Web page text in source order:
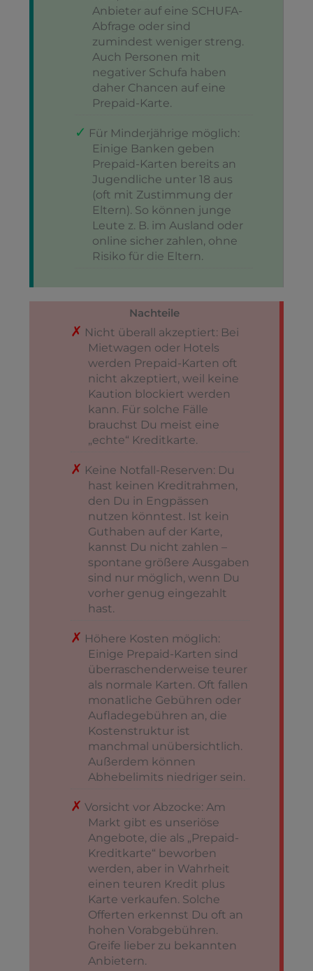
Anbieter auf eine SCHUFA-
Abfrage oder sind
zumindest weniger streng.
Auch Personen mit
negativer Schufa haben
daher Chancen auf eine
Prepaid-Karte.
Für Minderjährige möglich:
Einige Banken geben
Prepaid-Karten bereits an
Jugendliche unter 18 aus
(oft mit Zustimmung der
Eltern). So können junge
Leute z. B. im Ausland oder
online sicher zahlen, ohne
Risiko für die Eltern.
Nachteile
Nicht überall akzeptiert: Bei
Mietwagen oder Hotels
werden Prepaid-Karten oft
nicht akzeptiert, weil keine
Kaution blockiert werden
kann. Für solche Fälle
brauchst Du meist eine
„echte“ Kreditkarte.
Keine Notfall-Reserven: Du
hast keinen Kreditrahmen,
den Du in Engpässen
nutzen könntest. Ist kein
Guthaben auf der Karte,
kannst Du nicht zahlen –
spontane größere Ausgaben
sind nur möglich, wenn Du
vorher genug eingezahlt
hast.
Höhere Kosten möglich:
Einige Prepaid-Karten sind
überraschenderweise teurer
als normale Karten. Oft fallen
monatliche Gebühren oder
Aufladegebühren an, die
Kostenstruktur ist
manchmal unübersichtlich.
Außerdem können
Abhebelimits niedriger sein.
Vorsicht vor Abzocke: Am
Markt gibt es unseriöse
Angebote, die als „Prepaid-
Kreditkarte“ beworben
werden, aber in Wahrheit
einen teuren Kredit plus
Karte verkaufen. Solche
Offerten erkennst Du oft an
hohen Vorabgebühren.
Greife lieber zu bekannten
Anbietern.